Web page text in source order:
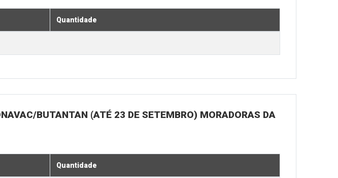
Quantidade
BUTANTAN (ATÉ 23 DE SETEMBRO) MORADORAS DA
Quantidade